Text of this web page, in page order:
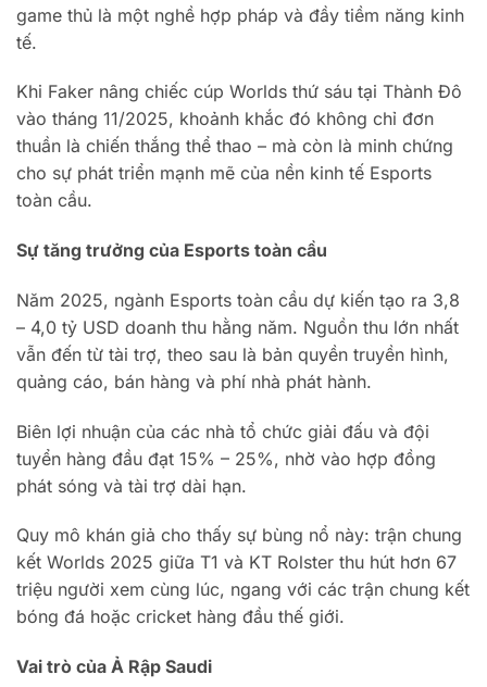
game thủ là một nghề hợp pháp và đầy tiềm năng kinh
tế.
Khi Faker nâng chiếc cúp Worlds thứ sáu tại Thành Đô
vào tháng 11/2025, khoảnh khắc đó không chỉ đơn
thuần là chiến thắng thể thao – mà còn là minh chứng
cho sự phát triển mạnh mẽ của nền kinh tế Esports
toàn cầu.
Sự tăng trưởng của Esports toàn cầu
Năm 2025, ngành Esports toàn cầu dự kiến tạo ra 3,8
– 4,0 tỷ USD doanh thu hằng năm. Nguồn thu lớn nhất
vẫn đến từ tài trợ, theo sau là bản quyền truyền hình,
quảng cáo, bán hàng và phí nhà phát hành.
Biên lợi nhuận của các nhà tổ chức giải đấu và đội
tuyển hàng đầu đạt 15% – 25%, nhờ vào hợp đồng
phát sóng và tài trợ dài hạn.
Quy mô khán giả cho thấy sự bùng nổ này: trận chung
kết Worlds 2025 giữa T1 và KT Rolster thu hút hơn 67
triệu người xem cùng lúc, ngang với các trận chung kết
bóng đá hoặc cricket hàng đầu thế giới.
Vai trò của Ả Rập Saudi